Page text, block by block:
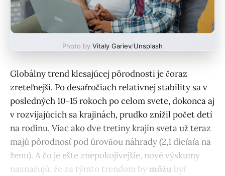
Photo by Vitaly Gariev/Unsplash
Globálny trend klesajúcej pôrodnosti je čoraz
zreteľnejší. Po desaťročiach relatívnej stability sa v
posledných 10-15 rokoch po celom svete, dokonca aj
v rozvíjajúcich sa krajinách, prudko znížil počet detí
na rodinu. Viac ako dve tretiny krajín sveta už teraz
majú pôrodnosť pod úrovňou náhrady (2,1 dieťaťa na
ženu). A čo je ešte znepokojivejšie, nové výskumy
naznačujú, že za týmto trendom by môžu byť